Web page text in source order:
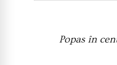
Popas în